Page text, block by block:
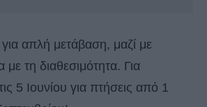
για απλή μετάβαση, μαζί με
τη διαθεσιμότητα. Για
5 Ιουνίου για πτήσεις από 1